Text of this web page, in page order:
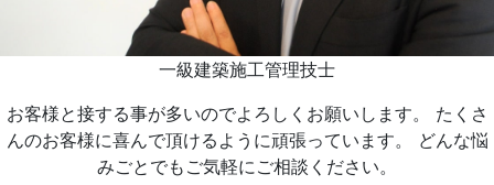
一級建築施工管理技士
お客様と接する事が多いのでよろしくお願いします。 たくさ
んのお客様に喜んで頂けるように頑張っています。 どんな悩
みごとでもご気軽にご相談ください。